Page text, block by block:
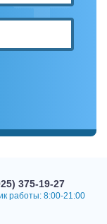
375-19-27
работы: 8:00-21:00